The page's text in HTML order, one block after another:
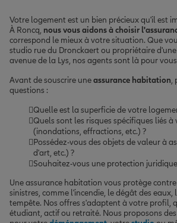
Votre logement est un bien précieux qu'il est
À Roncq, nous vous aidons à choisir
correspond le mieux à votre situation. Que
studio rue du Dronckaert ou propriétaire
avenue de la Lys, nos agents sont là pour
Avant de souscrire uneassurance habitation,
questions :
Quelle est la superficie de votre
Quels sont les risques spécifiques liés
(inondations, effractions, etc.) ?
Possédez-vous des objets de valeur à
d'art, etc.) ?
Souhaitez-vous une protection
Une assurance habitation vous protège
sinistres, comme l'incendie, le dégât des eaux,
tempête. Nos offres s'adaptent à votre profil,
étudiant, actif ou retraité. Nous proposons